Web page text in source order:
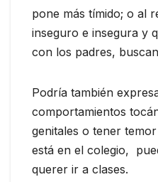
pone más tímido; o al
inseguro e insegura y
con los padres,
Podría también
comportamientos
genitales o tener
está en el colegio,
querer ir a clases.